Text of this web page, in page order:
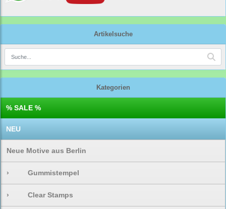
Artikelsuche
Kategorien
% SALE %
NEU
Neue Motive aus Berlin
› Gummistempel
› Clear Stamps